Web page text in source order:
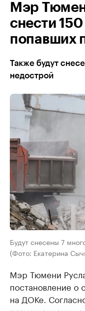
Мэр
снести
попавших
Также будут
недострой
Будут снесены 7
(Фото: Екатерина
Мэр Тюмени
постановление о
на ДОКе.